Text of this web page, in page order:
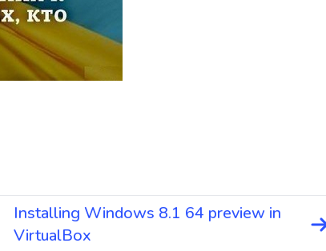
Installing Windows 8.1 64 preview in
VirtualBox